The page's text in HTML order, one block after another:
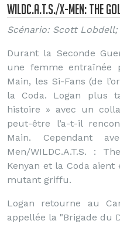
WildC.A.T.S./X-Men: The
Scénario: Scott Lobdell;
Durant la Seconde
une femme entraînée
Main, les Si-Fans (de
la Coda. Logan plus
histoire » avec un
peut-être l’a-t-il
Main. Cependant
Men/WILDC.A.T.S. :
Kenyan et la Coda
mutant griffu.
Logan retourne au
appellée la "Brigade du